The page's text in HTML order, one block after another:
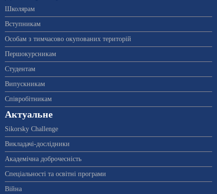
Школярам
Вступникам
Особам з тимчасово окупованих територій
Першокурсникам
Студентам
Випускникам
Співробітникам
Актуальне
Sikorsky Challenge
Викладачі-дослідники
Академічна доброчесність
Спеціальності та освітні програми
Війна